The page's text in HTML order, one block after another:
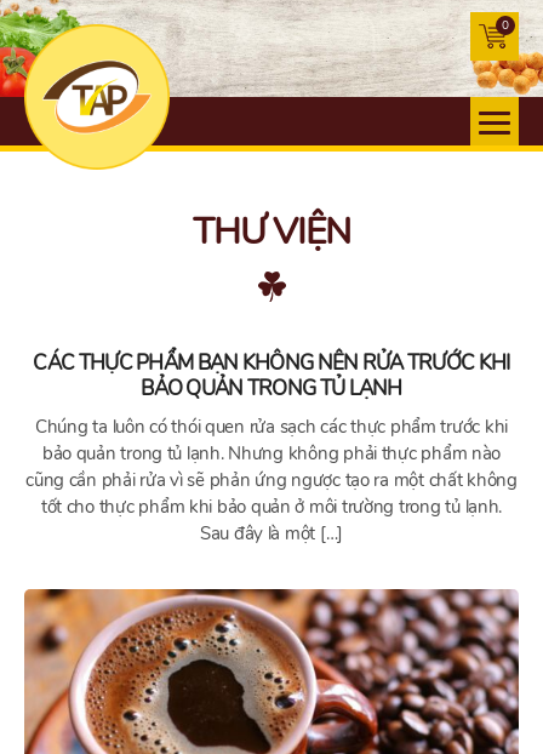
0
THƯ VIỆN
CÁC THỰC PHẨM BẠN KHÔNG NÊN RỬA TRƯỚC KHI
BẢO QUẢN TRONG TỦ LẠNH
Chúng ta luôn có thói quen rửa sạch các thực phẩm trước khi
bảo quản trong tủ lạnh. Nhưng không phải thực phẩm nào
cũng cần phải rửa vì sẽ phản ứng ngược tạo ra một chất không
tốt cho thực phẩm khi bảo quản ở môi trường trong tủ lạnh.
Sau đây là một […]